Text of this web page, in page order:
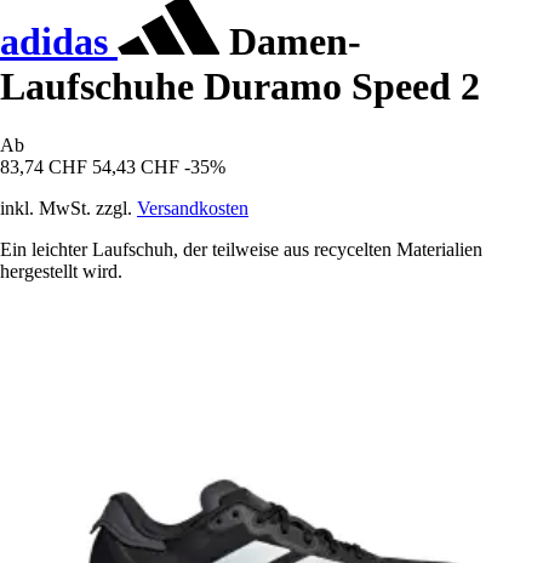
adidas
Damen-
Laufschuhe Duramo Speed 2
Ab
83,74 CHF 54,43 CHF -35%
inkl. MwSt. zzgl. Versandkosten
Ein leichter Laufschuh, der teilweise aus recycelten Materialien
hergestellt wird.